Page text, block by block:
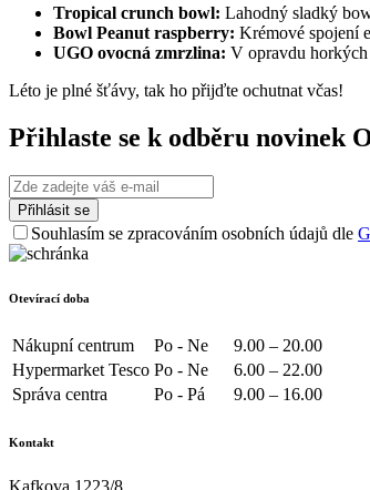
Tropical crunch bowl: Lahodný sladký
Bowl Peanut raspberry: Krémové spojení
UGO ovocná zmrzlina: V opravdu
Léto je plné šťávy, tak ho přijďte ochutnat včas!
Přihlaste se k odběru novinek
Souhlasím se zpracováním osobních údajů dle
Otevírací doba
Nákupní centrum Po - Ne
9.00 – 20.00
Hypermarket Tesco Po - Ne
6.00 – 22.00
Správa centra
Po - Pá 9.00 – 16.00
Kontakt
Kafkova 1223/8,